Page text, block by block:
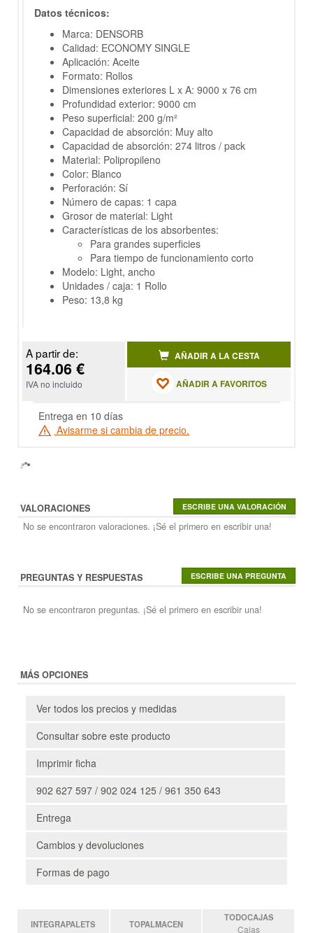
Datos técnicos:
Marca: DENSORB
Calidad: ECONOMY SINGLE
Aplicación: Aceite
Formato: Rollos
Dimensiones exteriores L x A: 9000 x 76 cm
Profundidad exterior: 9000 cm
Peso superficial: 200 g/m²
Capacidad de absorción: Muy alto
Capacidad de absorción: 274 litros / pack
Material: Polipropileno
Color: Blanco
Perforación: Sí
Número de capas: 1 capa
Grosor de material: Light
Características de los absorbentes:
Para grandes superficies
Para tiempo de funcionamiento corto
Modelo: Light, ancho
Unidades / caja: 1 Rollo
Peso: 13,8 kg
A partir de:
164.06 €
IVA no incluido
AÑADIR A LA CESTA
AÑADIR A FAVORITOS
Entrega en 10 días
Avisarme si cambia de precio.
VALORACIONES
No se encontraron valoraciones. ¡Sé el primero en escribir una!
PREGUNTAS Y RESPUESTAS
No se encontraron preguntas. ¡Sé el primero en escribir una!
MÁS OPCIONES
Ver todos los precios y medidas
Consultar sobre este producto
Imprimir ficha
902 627 597 / 902 024 125 / 961 350 643
Entrega
Cambios y devoluciones
Formas de pago
INTEGRAPALETS TOPALMACEN
TODOCAJAS
Cajas